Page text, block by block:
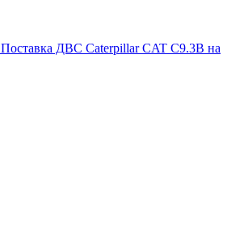
Поставка ДВС Caterpillar CAT C9.3B на